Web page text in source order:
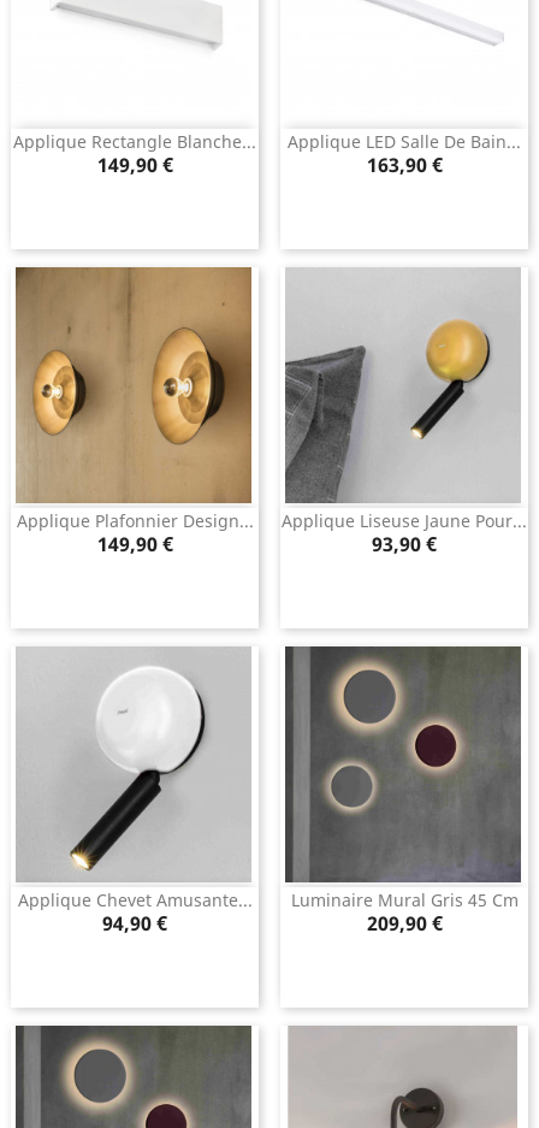
Applique Rectangle Blanche...
Prix
149,90 €
Applique LED Salle De Bain...
Prix
163,90 €
Applique Plafonnier Design...
Prix
149,90 €
Applique Liseuse Jaune Pour...
Prix
93,90 €
Applique Chevet Amusante...
Prix
94,90 €
Luminaire Mural Gris 45 Cm
Prix
209,90 €